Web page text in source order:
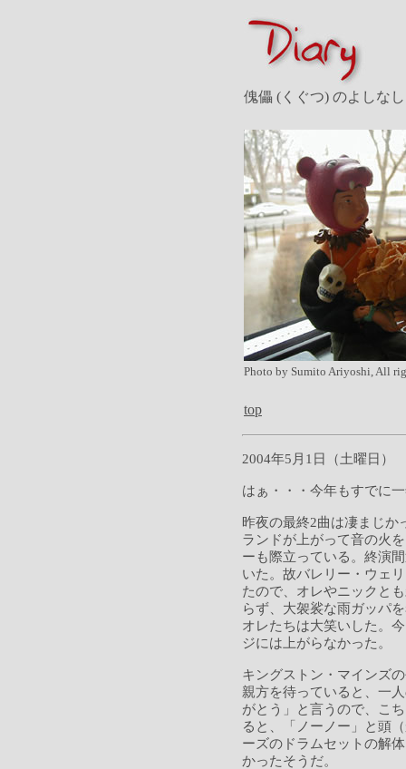
傀儡 (くぐつ) のよしな
Photo by Sumito Ariyoshi, All
top
2004年5月1日（土曜日）
はぁ・・・今年もすでに
昨夜の最終2曲は凄まじか
ランドが上がって音の火
ーも際立っている。終演
いた。故バレリー・ウェ
たので、オレやニックと
らず、大袈裟な雨ガッパ
オレたちは大笑いした。
ジには上がらなかった。
キングストン・マインズ
親方を待っていると、一
がとう」と言うので、こ
ると、「ノーノー」と頭
ーズのドラムセットの解
かったそうだ。